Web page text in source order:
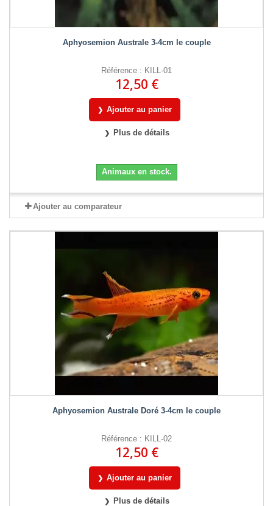
Aphyosemion Australe 3-4cm le couple
Référence : KILL-01
12,50 €
Ajouter au panier
Plus de détails
Animaux en stock.
Ajouter au comparateur
Aphyosemion Australe Doré 3-4cm le couple
Référence : KILL-02
12,50 €
Ajouter au panier
Plus de détails